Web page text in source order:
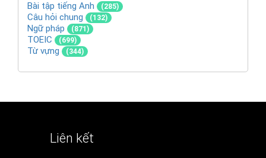
Bài tập tiếng Anh (285)
Câu hỏi chung (132)
Ngữ pháp (871)
TOEIC (699)
Từ vựng (344)
Liên kết